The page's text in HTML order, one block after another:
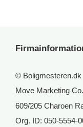
© Boligmesteren.dk
Move Marketing
609/205 Charoen
Org. ID: 050-5554-